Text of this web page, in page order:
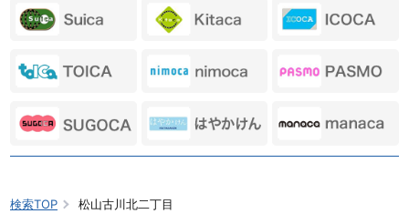
検索TOP 松山古川北二丁目